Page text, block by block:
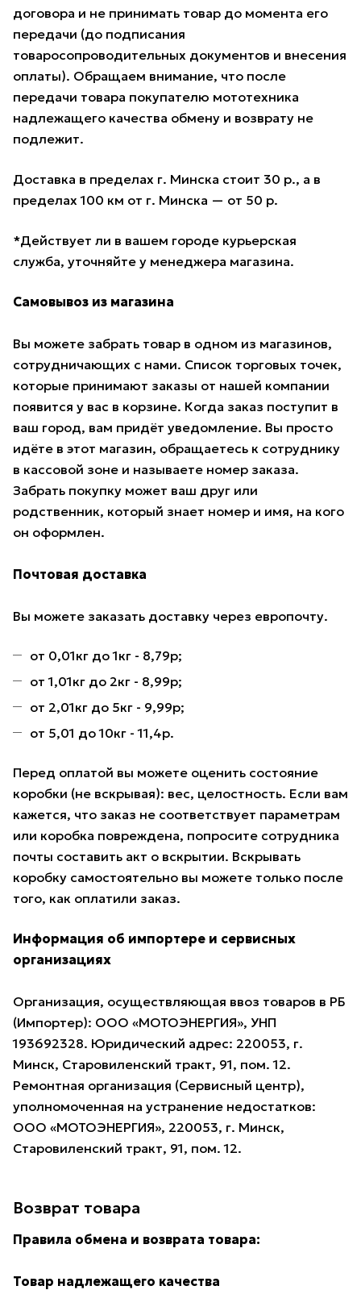
договора и не принимать товар до момента его
передачи (до подписания
товаросопроводительных документов и внесения
оплаты). Обращаем внимание, что после
передачи товара покупателю мототехника
надлежащего качества обмену и возврату не
подлежит.
Доставка в пределах г. Минска стоит 30 р., а в
пределах 100 км от г. Минска — от 50 р.
*Действует ли в вашем городе курьерская
служба, уточняйте у менеджера магазина.
Самовывоз из магазина
Вы можете забрать товар в одном из магазинов,
сотрудничающих с нами. Список торговых точек,
которые принимают заказы от нашей компании
появится у вас в корзине. Когда заказ поступит в
ваш город, вам придёт уведомление. Вы просто
идёте в этот магазин, обращаетесь к сотруднику
в кассовой зоне и называете номер заказа.
Забрать покупку может ваш друг или
родственник, который знает номер и имя, на кого
он оформлен.
Почтовая доставка
Вы можете заказать доставку через европочту.
от 0,01кг до 1кг - 8,79р;
от 1,01кг до 2кг - 8,99р;
от 2,01кг до 5кг - 9,99р;
от 5,01 до 10кг - 11,4р.
Перед оплатой вы можете оценить состояние
коробки (не вскрывая): вес, целостность. Если вам
кажется, что заказ не соответствует параметрам
или коробка повреждена, попросите сотрудника
почты составить акт о вскрытии. Вскрывать
коробку самостоятельно вы можете только после
того, как оплатили заказ.
Информация об импортере и сервисных
организациях
Организация, осуществляющая ввоз товаров в РБ
(Импортер): ООО «МОТОЭНЕРГИЯ», УНП
193692328. Юридический адрес: 220053, г.
Минск, Старовиленский тракт, 91, пом. 12.
Ремонтная организация (Сервисный центр),
уполномоченная на устранение недостатков:
ООО «МОТОЭНЕРГИЯ», 220053, г. Минск,
Старовиленский тракт, 91, пом. 12.
Возврат товара
Правила обмена и возврата товара:
Товар надлежащего качества